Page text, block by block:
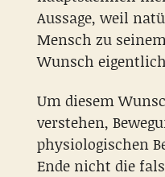
Aussage, weil
Mensch zu
Wunsch
Um diesem
verstehen,
physiologischen
Ende nicht die